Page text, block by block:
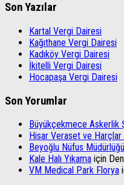
Son Yazılar
Kartal Vergi Dairesi
Kağıthane Vergi Dairesi
Kadıköy Vergi Dairesi
İkitelli Vergi Dairesi
Hocapaşa Vergi Dairesi
Son Yorumlar
Büyükçekmece Askerlik
Hisar Veraset ve
Beyoğlu Nüfus Müdürlüğü
Kale Halı Yıkama için
VM Medical Park Florya